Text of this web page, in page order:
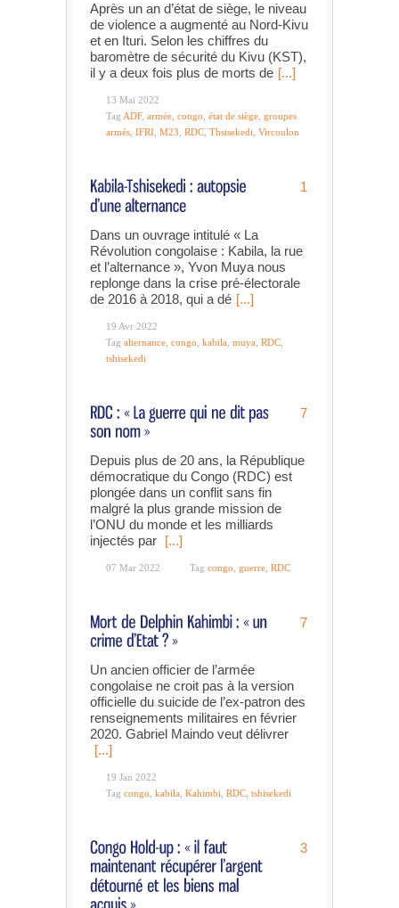
Après un an d’état de siège, le niveau
de violence a augmenté au Nord-Kivu
et en Ituri. Selon les chiffres du
baromètre de sécurité du Kivu (KST),
il y a deux fois plus de morts de [...]
13 Mai 2022
Tag ADF, armée congo état de siège groupes
armés IFRI M23 RDC Thsisekedi Vircoulon
1
Dans un ouvrage intitulé « La
Révolution congolaise : Kabila, la rue
et l’alternance », Yvon Muya nous
replonge dans la crise pré-électorale
de 2016 à 2018, qui a dé [...]
19 Avr 2022
Tag alternance congo kabila muya RDC
tshisekedi
7
Depuis plus de 20 ans, la République
démocratique du Congo (RDC) est
plongée dans un conflit sans fin
malgré la plus grande mission de
l’ONU du monde et les milliards
injectés par [...]
07 Mar 2022 Tag congo guerre RDC
7
Un ancien officier de l’armée
congolaise ne croit pas à la version
officielle du suicide de l’ex-patron des
renseignements militaires en février
2020. Gabriel Maindo veut délivrer
[...]
19 Jan 2022
Tag congo kabila Kahimbi RDC tshisekedi
3